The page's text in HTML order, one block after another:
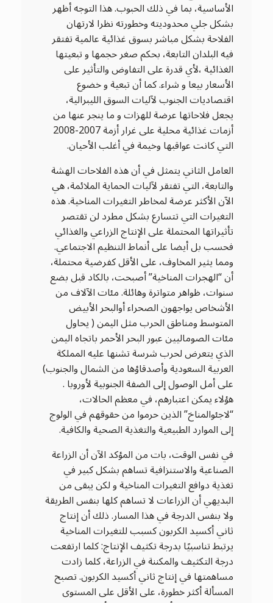
الأساسية، بما في ذلك الحبوب. هذا التوجه أظهر
بشكل جلي محدوديته وخطورته نظرا لارتهان
الفلاحة بشكل مباشر بسوق غذائية عالمية تفتقر
فيه البلدان التابعة، بحكم صغر حجمها و تبعيتها
الغذائية ،لأي قدرة على التفاوض والتأثير على
الأسعار بيعا و شراء. كما أن تبعية و خضوع
اقتصاديات الجنوب لآليات السوق الليبرالية،
يجعل فلاحاتها عرضة للهزات و ما ينجر عنها من
أزمات غذائية محلية على غرار أزمة 2007-2008
التي كانت عواقبها وخيمة في أغلب الأحيان.
العامل الثاني يتمثل في أن هذه الفلاحات الهشة
والتابعة، التي تفتقر لآليات الحماية الملائمة، هي
الآن الأكثر عرضة لمخاطر التغيرات المناخية. هذه
التغيرات التي تتسارع بشكل مطرد لن تقتصر
تأثيراتها المحتملة على الإنتاج الزراعي والغذائي
فحسب بل أيضا على أنماط التنظيم الاجتماعي.
ومما يثير المخاوف، على الأقل كفرضية محتملة،
أن “الهجرات المناخية” أصبحت، بالكاد قبل بضع
سنوات، ظواهر متواترة وهائلة. مئات الآلاف من
الأشخاص يواجهون الصحراء أوالبحر الأبيض
المتوسط ​​ومناطق الحرب مثل اليمن ( يحاول
مئات الصوماليين عبور البحر الأحمر باتجاه اليمن
الذي يتعرض لحرب شرسة تشنها عليه المملكة
العربية السعودية وأصدقاؤها من الشمال والجنوب)
على أمل الوصول إلى الضفة الجنوبية لأوروبا .
هؤلاء يمكن اعتبارهم، في معظم الحالات،
“لاجئوالمناخ” الذين حرموا من حقوقهم في الولوج
إلى الموارد الطبيعية والتغذية الصحية والكافية.
في نفس الوقت، بات من المؤكد الآن أن الزراعة
الصناعية والاستنزافية تساهم بشكل كبير في
تغذية دوافع التغيرات المناخية و لكن يبقى من
البديهي أن الزراعات لا تساهم كلها بنفس الطريقة
ولا بنفس الدرجة في هذا المسار. ذلك أن إنتاج
ثاني أكسيد الكربون كسبب للتغيرات المناخية
يرتبط تناسبيًا بدرجة تكثيف الإنتاج: كلما ارتفعت
درجة التكثيف والمكننة في الزراعة، كلما زادت
مساهمتها في إنتاج ثاني أكسيد الكربون. تصبح
المسألة أكثر خطورة، على الأقل على المستوى